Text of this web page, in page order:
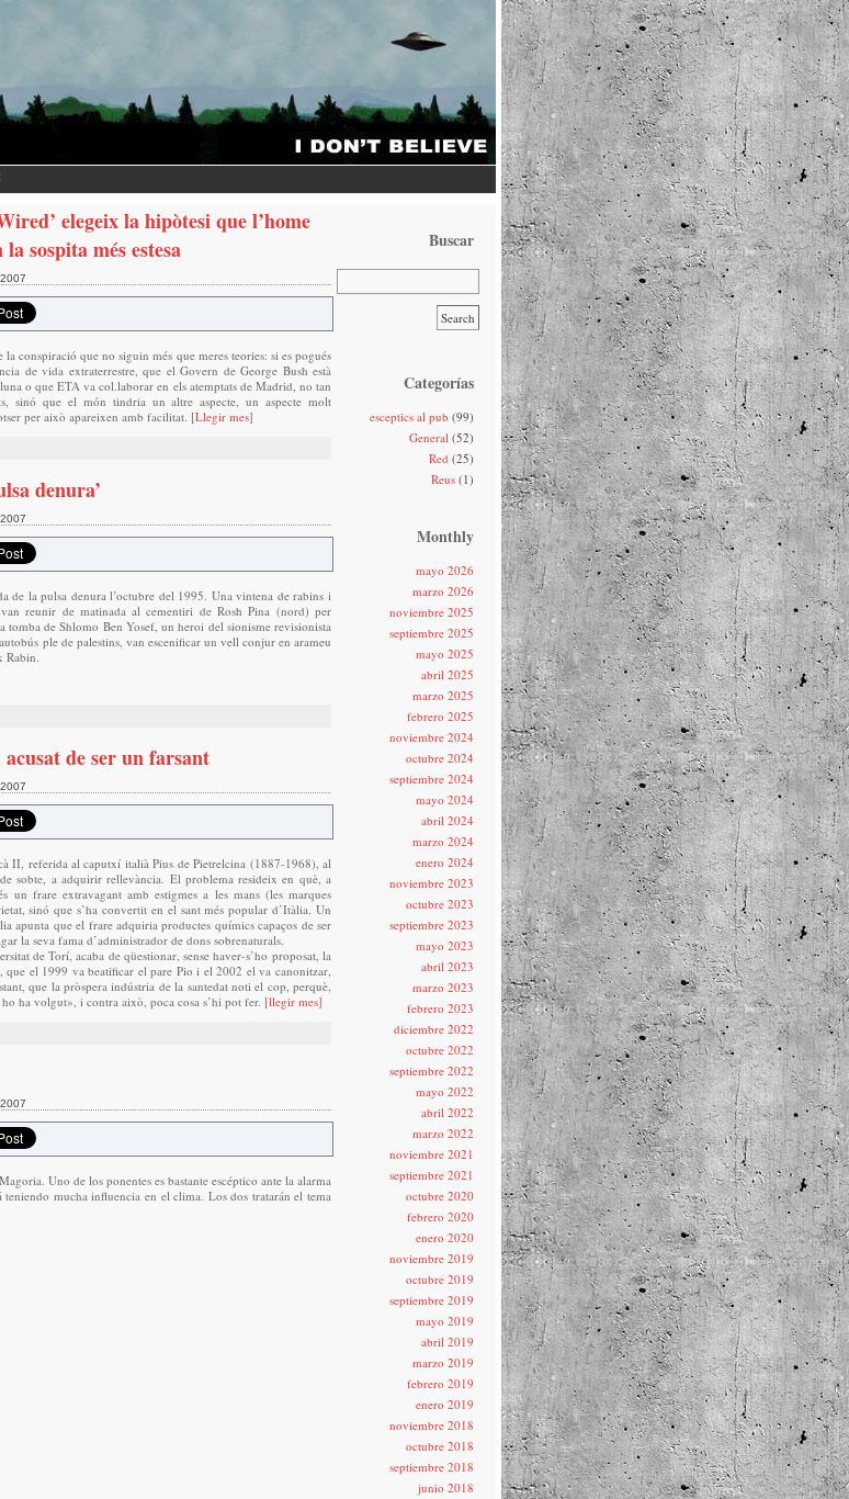
elegeix la hipòtesi que l’home
sospita més estesa
conspiració que no siguin més que meres teories: si es pogués
de vida extraterrestre, que el Govern de George Bush està
o que ETA va col.laborar en els atemptats de Madrid, no tan
sinó que el món tindria un altre aspecte, un aspecte molt
per això apareixen amb facilitat. [Llegir mes]
denura’
de la pulsa denura l’octubre del 1995. Una vintena de rabins i
van reunir de matinada al cementiri de Rosh Pina (nord) per
tomba de Shlomo Ben Yosef, un heroi del sionisme revisionista
ple de palestins, van escenificar un vell conjur en arameu
Rabin.
de ser un farsant
II, referida al caputxí italià Pius de Pietrelcina (1887-1968), al
sobte, a adquirir rellevància. El problema resideix en què, a
frare extravagant amb estigmes a les mans (les marques
sinó que s’ha convertit en el sant més popular d’Itàlia. Un
apunta que el frare adquiria productes químics capaços de ser
la seva fama d’administrador de dons sobrenaturals.
de Torí, acaba de qüestionar, sense haver-s’ho proposat, la
que el 1999 va beatificar el pare Pio i el 2002 el va canonitzar,
que la pròspera indústria de la santedat noti el cop, perquè,
ha volgut», i contra això, poca cosa s’hi pot fer. [llegir mes]
Uno de los ponentes es bastante escéptico ante la alarma
mucha influencia en el clima. Los dos tratarán el tema
Buscar
Categorías
esceptics al pub (99)
General (52)
Red (25)
Reus (1)
Monthly
mayo 2026
marzo 2026
noviembre 2025
septiembre 2025
mayo 2025
abril 2025
marzo 2025
febrero 2025
noviembre 2024
octubre 2024
septiembre 2024
mayo 2024
abril 2024
marzo 2024
enero 2024
noviembre 2023
octubre 2023
septiembre 2023
mayo 2023
abril 2023
marzo 2023
febrero 2023
diciembre 2022
octubre 2022
septiembre 2022
mayo 2022
abril 2022
marzo 2022
noviembre 2021
septiembre 2021
octubre 2020
febrero 2020
enero 2020
noviembre 2019
octubre 2019
septiembre 2019
mayo 2019
abril 2019
marzo 2019
febrero 2019
enero 2019
noviembre 2018
octubre 2018
septiembre 2018
junio 2018